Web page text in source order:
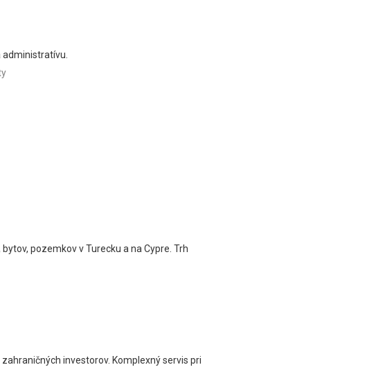
pozemkov v Turecku a na Cypre. Trh
investorov. Komplexný servis pri